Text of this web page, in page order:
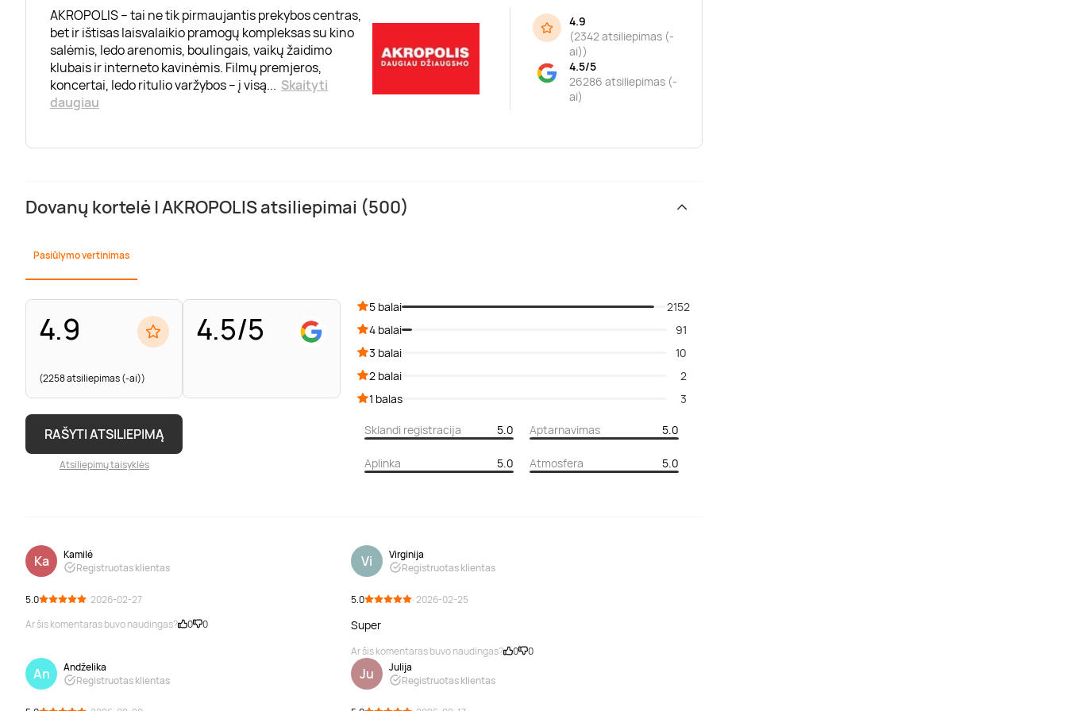
AKROPOLIS – tai ne tik pirmaujantis prekybos centras,
bet ir ištisas laisvalaikio pramogų kompleksas su kino
salėmis, ledo arenomis, boulingais, vaikų žaidimo
klubais ir interneto kavinėmis. Filmų premjeros,
koncertai, ledo ritulio varžybos – į visą... Skaityti
daugiau
4.9
(2342 atsiliepimas (-
ai))
4.5/5
26286 atsiliepimas (-
ai)
Dovanų kortelė | AKROPOLIS atsiliepimai (500)
Pasiūlymo vertinimas
4.9
(2258 atsiliepimas (-ai))
4.5/5
RAŠYTI ATSILIEPIMĄ
Atsiliepimų taisyklės
5 balai
2152
4 balai
91
3 balai
10
2 balai
2
1 balas
3
Sklandi registracija 5.0 Aptarnavimas 5.0
Aplinka 5.0 Atmosfera 5.0
Ka
Kamilė
Registruotas klientas
5.0
· 2026-02-27
Ar šis komentaras buvo naudingas?
0 0
Vi
Virginija
Registruotas klientas
5.0 · 2026-02-25
Super
Ar šis komentaras buvo naudingas? 0 0
An
Andželika
Registruotas klientas
Ju
Julija
Registruotas klientas